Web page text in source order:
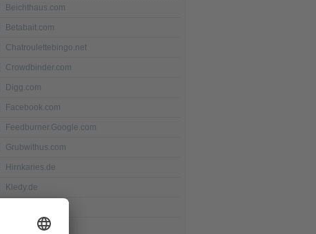
Beichthaus.com
Betabait.com
Chatroulettebingo.net
Crowdbinder.com
Digg.com
Facebook.com
Feedburner.Google.com
Grubwithus.com
Hirnkaries.de
Kledy.de
Olapic.com